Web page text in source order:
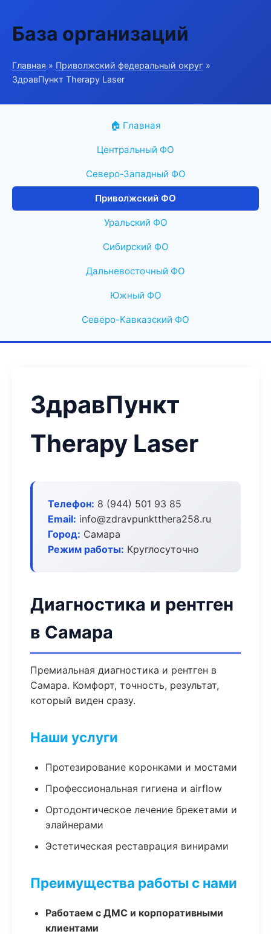
База организаций
Главная » Приволжский федеральный округ »
ЗдравПункт Therapy Laser
🏠 Главная
Центральный ФО
Северо-Западный ФО
Приволжский ФО
Уральский ФО
Сибирский ФО
Дальневосточный ФО
Южный ФО
Северо-Кавказский ФО
ЗдравПункт
Therapy Laser
Телефон: 8 (944) 501 93 85
Email: info@zdravpunktthera258.ru
Город: Самара
Режим работы: Круглосуточно
Диагностика и рентген
в Самара
Премиальная диагностика и рентген в
Самара. Комфорт, точность, результат,
который виден сразу.
Наши услуги
Протезирование коронками и мостами
Профессиональная гигиена и airflow
Ортодонтическое лечение брекетами и
элайнерами
Эстетическая реставрация винирами
Преимущества работы с нами
Работаем с ДМС и корпоративными
клиентами